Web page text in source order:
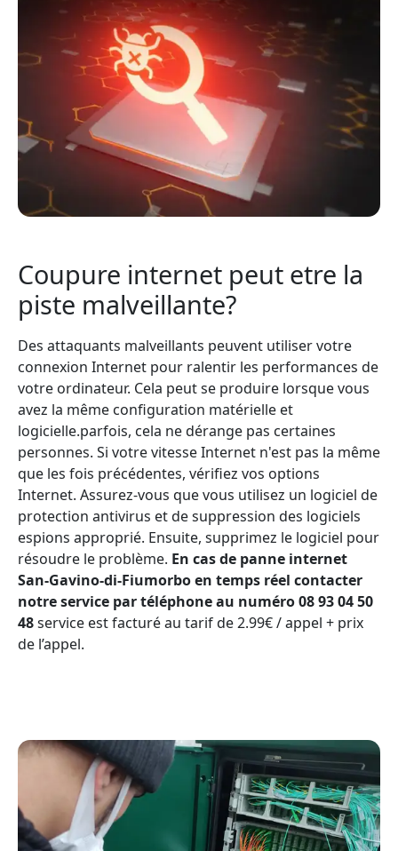
Coupure internet peut etre la
piste malveillante?
Des attaquants malveillants peuvent utiliser votre
connexion Internet pour ralentir les performances de
votre ordinateur. Cela peut se produire lorsque vous
avez la même configuration matérielle et
logicielle.parfois, cela ne dérange pas certaines
personnes. Si votre vitesse Internet n'est pas la même
que les fois précédentes, vérifiez vos options
Internet. Assurez-vous que vous utilisez un logiciel de
protection antivirus et de suppression des logiciels
espions approprié. Ensuite, supprimez le logiciel pour
résoudre le problème. En cas de panne internet
San-Gavino-di-Fiumorbo en temps réel contacter
notre service par téléphone au numéro 08 93 04 50
48service est facturé au tarif de 2.99€ / appel + prix
de l’appel.